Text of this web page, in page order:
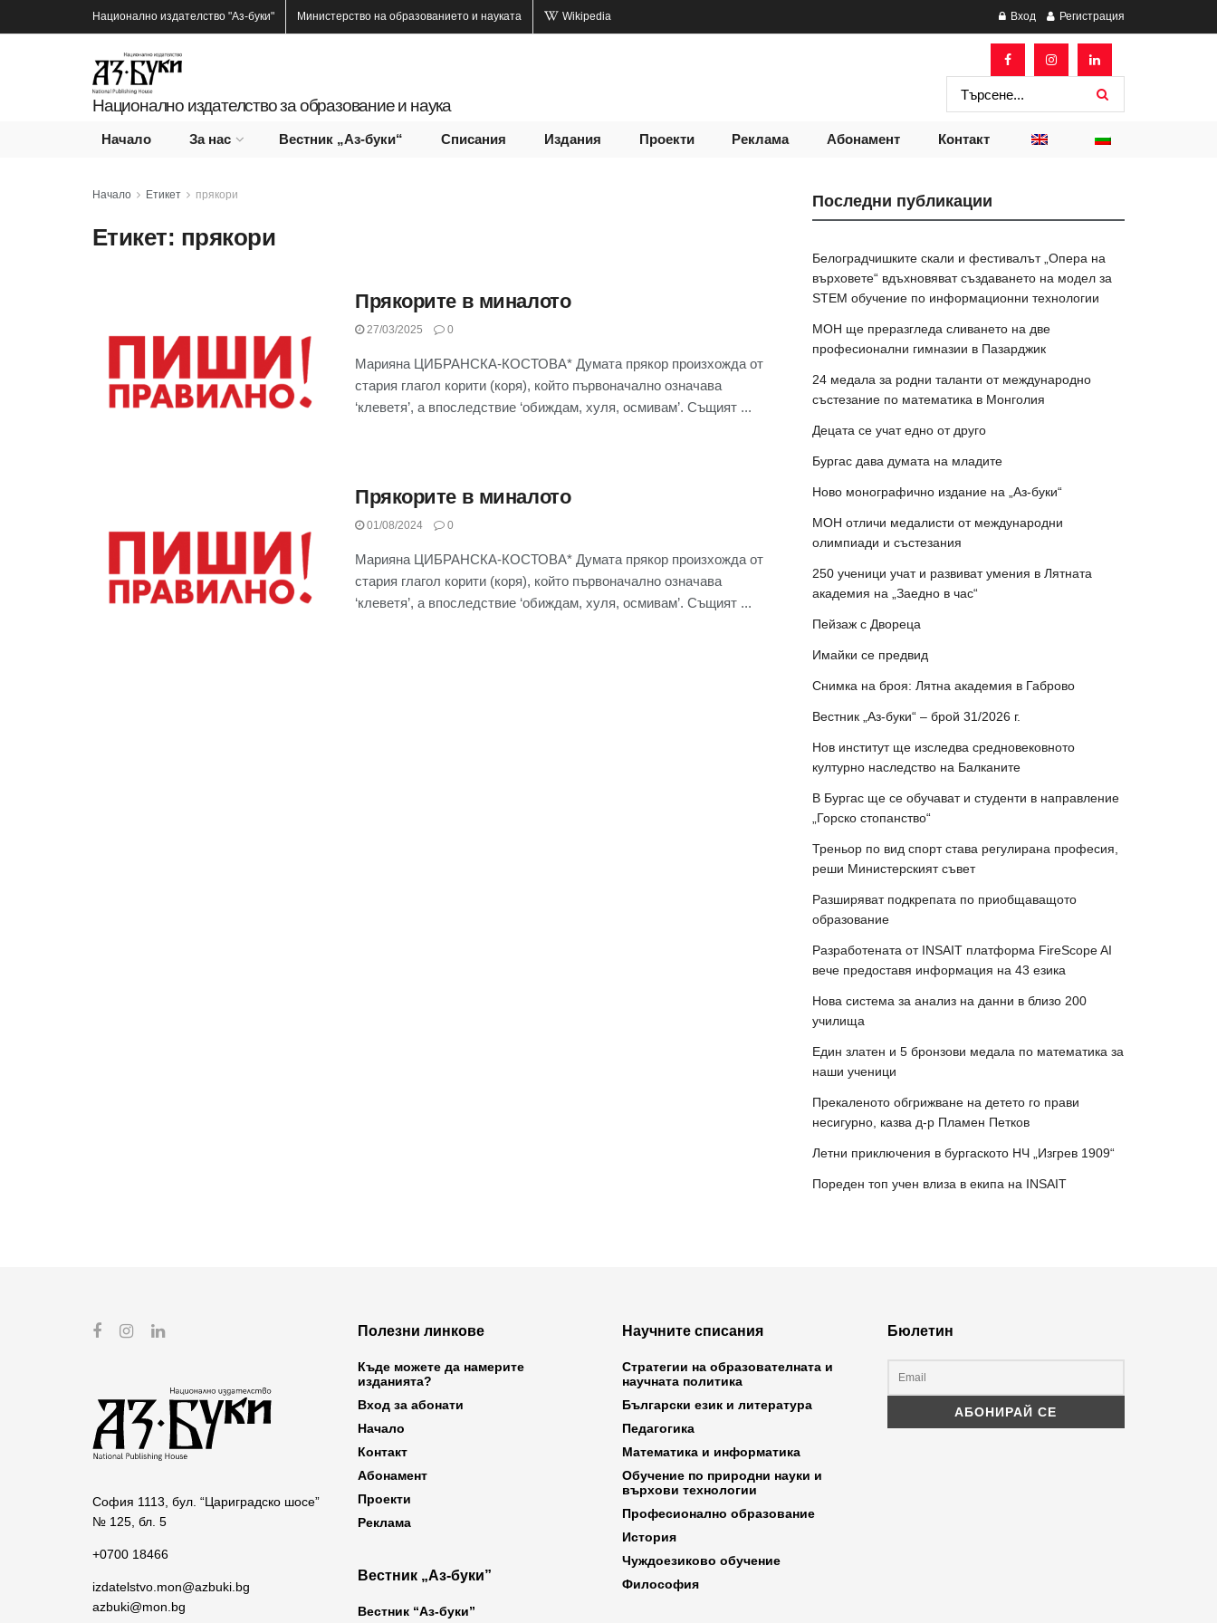
Национално издателство "Аз-буки" Министерство на образованието и науката Wikipedia Вход Регистрация
Национално издателство за образование и наука
Начало За нас Вестник „Аз-буки“ Списания Издания Проекти Реклама Абонамент Контакт
Начало Етикет прякори
Етикет: прякори
Прякорите в миналото
27/03/2025 0
Марияна ЦИБРАНСКА-КОСТОВА* Думата прякор произхожда от
стария глагол корити (коря), който първоначално означава
‘клеветя’, а впоследствие ‘обиждам, хуля, осмивам’. Същият ...
Прякорите в миналото
01/08/2024 0
Марияна ЦИБРАНСКА-КОСТОВА* Думата прякор произхожда от
стария глагол корити (коря), който първоначално означава
‘клеветя’, а впоследствие ‘обиждам, хуля, осмивам’. Същият ...
Последни публикации
Белоградчишките скали и фестивалът „Опера на
върховете“ вдъхновяват създаването на модел за
STEM обучение по информационни технологии
МОН ще преразгледа сливането на две
професионални гимназии в Пазарджик
24 медала за родни таланти от международно
състезание по математика в Монголия
Децата се учат едно от друго
Бургас дава думата на младите
Ново монографично издание на „Аз-буки“
МОН отличи медалисти от международни
олимпиади и състезания
250 ученици учат и развиват умения в Лятната
академия на „Заедно в час“
Пейзаж с Двореца
Имайки се предвид
Снимка на броя: Лятна академия в Габрово
Вестник „Аз-буки“ – брой 31/2026 г.
Нов институт ще изследва средновековното
културно наследство на Балканите
В Бургас ще се обучават и студенти в направление
„Горско стопанство“
Треньор по вид спорт става регулирана професия,
реши Министерският съвет
Разширяват подкрепата по приобщаващото
образование
Разработената от INSAIT платформа FireScope AI
вече предоставя информация на 43 езика
Нова система за анализ на данни в близо 200
училища
Един златен и 5 бронзови медала по математика за
наши ученици
Прекаленото обгрижване на детето го прави
несигурно, казва д-р Пламен Петков
Летни приключения в бургаското НЧ „Изгрев 1909“
Пореден топ учен влиза в екипа на INSAIT
София 1113, бул. “Цариградско шосе”
№ 125, бл. 5
+0700 18466
izdatelstvo.mon@azbuki.bg
azbuki@mon.bg
Полезни линкове
Къде можете да намерите
изданията?
Вход за абонати
Начало
Контакт
Абонамент
Проекти
Реклама
Вестник „Аз-буки”
Вестник “Аз-буки”
Научните списания
Стратегии на образователната и
научната политика
Български език и литература
Педагогика
Математика и информатика
Обучение по природни науки и
върхови технологии
Професионално образование
История
Чуждоезиково обучение
Философия
Бюлетин